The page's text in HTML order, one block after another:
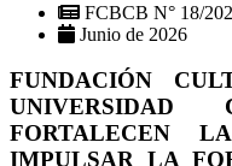
FCBCB N° 18/
Junio de 2026
FUNDACIÓN
UNIVERSIDAD
FORTALECEN
IMPULSAR LA